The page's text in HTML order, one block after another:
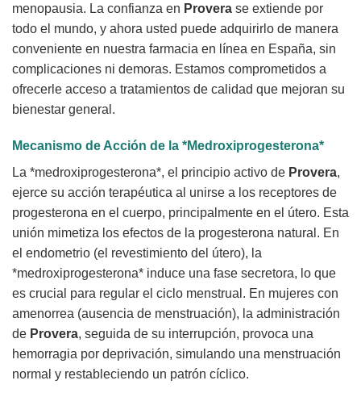
menopausia. La confianza en Provera se extiende por
todo el mundo, y ahora usted puede adquirirlo de manera
conveniente en nuestra farmacia en línea en España, sin
complicaciones ni demoras. Estamos comprometidos a
ofrecerle acceso a tratamientos de calidad que mejoran su
bienestar general.
Mecanismo de Acción de la *Medroxiprogesterona*
La *medroxiprogesterona*, el principio activo de Provera,
ejerce su acción terapéutica al unirse a los receptores de
progesterona en el cuerpo, principalmente en el útero. Esta
unión mimetiza los efectos de la progesterona natural. En
el endometrio (el revestimiento del útero), la
*medroxiprogesterona* induce una fase secretora, lo que
es crucial para regular el ciclo menstrual. En mujeres con
amenorrea (ausencia de menstruación), la administración
de Provera, seguida de su interrupción, provoca una
hemorragia por deprivación, simulando una menstruación
normal y restableciendo un patrón cíclico.